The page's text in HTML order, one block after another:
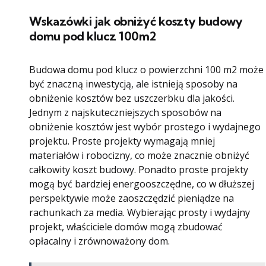
Wskazówki jak obniżyć koszty budowy
domu pod klucz 100m2
Budowa domu pod klucz o powierzchni 100 m2 może
być znaczną inwestycją, ale istnieją sposoby na
obniżenie kosztów bez uszczerbku dla jakości.
Jednym z najskuteczniejszych sposobów na
obniżenie kosztów jest wybór prostego i wydajnego
projektu. Proste projekty wymagają mniej
materiałów i robocizny, co może znacznie obniżyć
całkowity koszt budowy. Ponadto proste projekty
mogą być bardziej energooszczędne, co w dłuższej
perspektywie może zaoszczędzić pieniądze na
rachunkach za media. Wybierając prosty i wydajny
projekt, właściciele domów mogą zbudować
opłacalny i zrównoważony dom.